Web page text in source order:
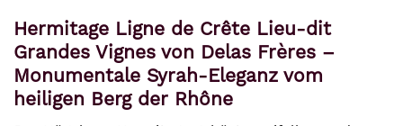
Hermitage Ligne de Crête Lieu-dit
Grandes Vignes von Delas Frères –
Monumentale Syrah-Eleganz vom
heiligen Berg der Rhône